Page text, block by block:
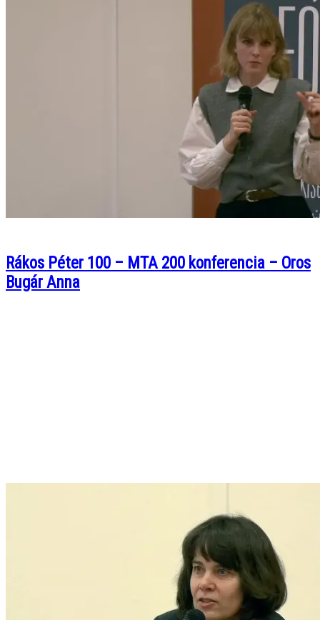
Rákos Péter 100 – MTA 200 konferencia – Oros
Bugár Anna